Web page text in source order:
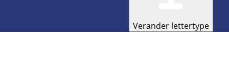
Verander lettertype